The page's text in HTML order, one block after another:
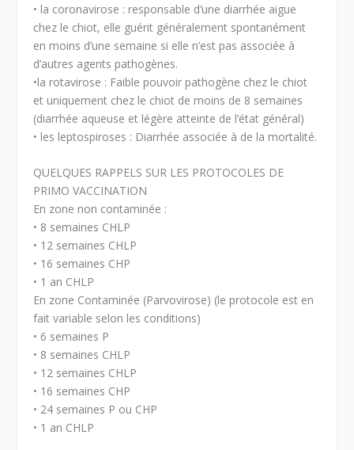
• la coronavirose : responsable d’une diarrhée aigue
chez le chiot, elle guérit généralement spontanément
en moins d’une semaine si elle n’est pas associée à
d’autres agents pathogènes.
•la rotavirose : Faible pouvoir pathogène chez le chiot
et uniquement chez le chiot de moins de 8 semaines
(diarrhée aqueuse et légère atteinte de l’état général)
• les leptospiroses : Diarrhée associée à de la mortalité.
QUELQUES RAPPELS SUR LES PROTOCOLES DE
PRIMO VACCINATION
En zone non contaminée :
• 8 semaines CHLP
• 12 semaines CHLP
• 16 semaines CHP
• 1 an CHLP
En zone Contaminée (Parvovirose) (le protocole est en
fait variable selon les conditions)
• 6 semaines P
• 8 semaines CHLP
• 12 semaines CHLP
• 16 semaines CHP
• 24 semaines P ou CHP
• 1 an CHLP